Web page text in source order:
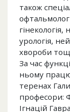
також
гінекологія,
урологія,
хвороби
За час
ньому
теренах
професори:
Ігнацій